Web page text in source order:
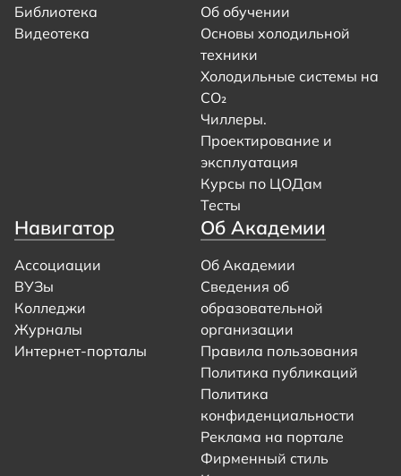
Библиотека
Видеотека
Об обучении
Основы холодильной
техники
Холодильные системы на
CO₂
Чиллеры.
Проектирование и
эксплуатация
Курсы по ЦОДам
Тесты
Навигатор
Ассоциации
ВУЗы
Колледжи
Журналы
Интернет-порталы
Об Академии
Об Академии
Сведения об
образовательной
организации
Правила пользования
Политика публикаций
Политика
конфиденциальности
Реклама на портале
Фирменный стиль